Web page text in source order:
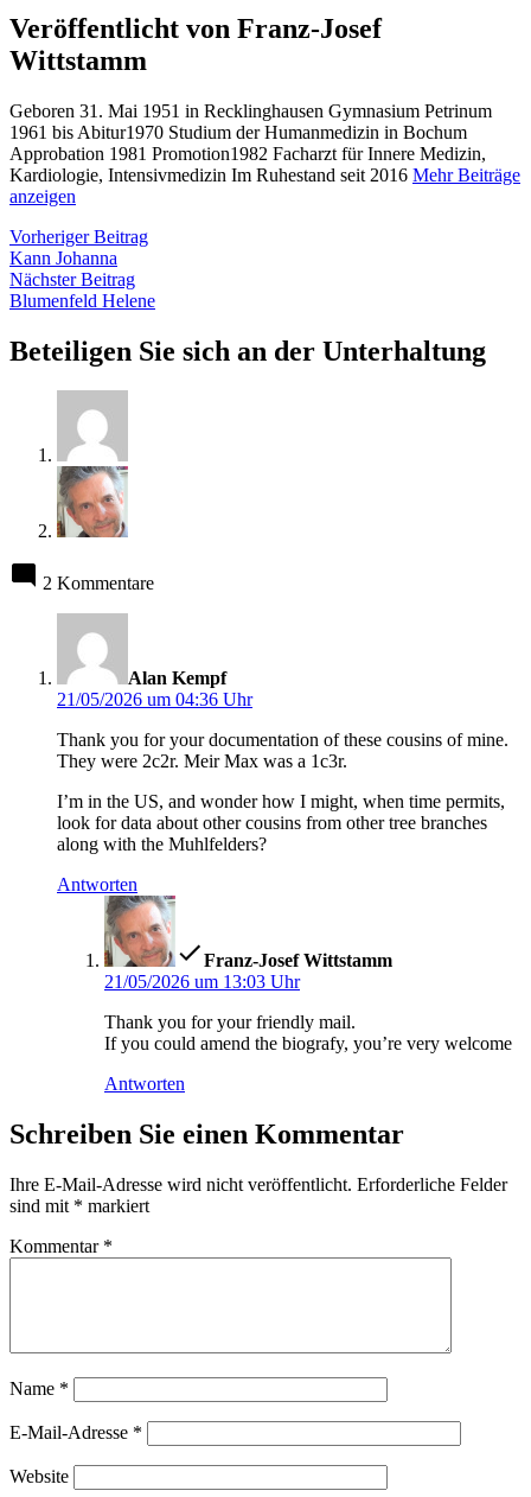
Veröffentlicht von Franz-Josef
Wittstamm
Geboren 31. Mai 1951 in Recklinghausen Gymnasium Petrinum
1961 bis Abitur1970 Studium der Humanmedizin in Bochum
Approbation 1981 Promotion1982 Facharzt für Innere Medizin,
Kardiologie, Intensivmedizin Im Ruhestand seit 2016 Mehr Beiträge
anzeigen
Beitragsnavigation
Vorheriger BeitragVorheriger
Kann Johanna
Nächster BeitragNächster
Beitrag:
Blumenfeld Helene
Beteiligen Sie sich an der Unterhaltung
2 Kommentare
Alan Kempf
21/05/2026 um 04:36 Uhr
Thank you for your documentation of these cousins of mine.
They were 2c2r. Meir Max was a 1c3r.
I’m in the US, and wonder how I might, when time permits,
look for data about other cousins from other tree branches
along with the Muhlfelders?
Antworten
Franz-Josef Wittstamm
21/05/2026 um 13:03 Uhr
Thank you for your friendly mail.
If you could amend the biografy, you’re very welcome
Antworten
Schreiben Sie einen Kommentar
Ihre E-Mail-Adresse wird nicht veröffentlicht. Erforderliche Felder
sind mit * markiert
Kommentar *
Name *
E-Mail-Adresse *
Website